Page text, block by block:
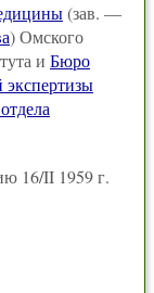
(зав. —
) Омского
и Бюро
экспертизы
16/II 1959 г.